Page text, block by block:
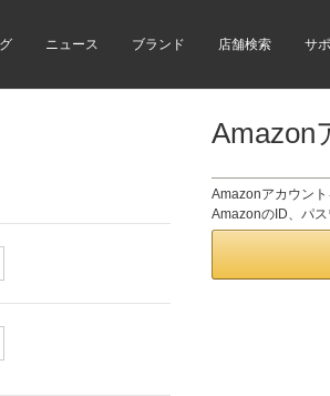
ニュース ブランド 店舗検索 サ
Amazon
Amazonアカウント
AmazonのID、パス